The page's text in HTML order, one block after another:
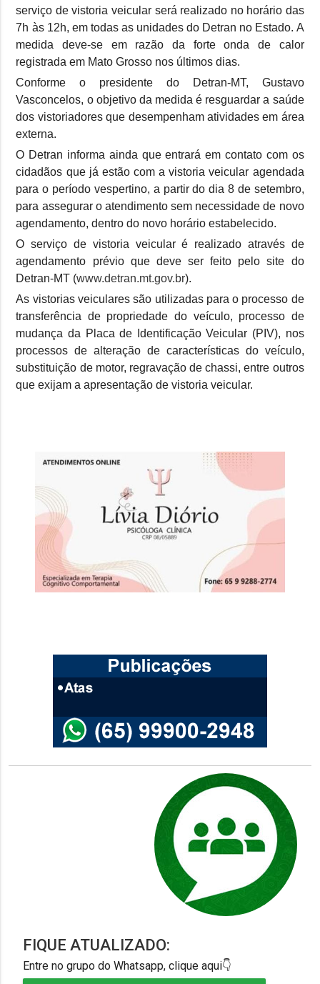
serviço de vistoria veicular será realizado no horário das
7h às 12h, em todas as unidades do Detran no Estado. A
medida deve-se em razão da forte onda de calor
registrada em Mato Grosso nos últimos dias.
Conforme o presidente do Detran-MT, Gustavo
Vasconcelos, o objetivo da medida é resguardar a saúde
dos vistoriadores que desempenham atividades em área
externa.
O Detran informa ainda que entrará em contato com os
cidadãos que já estão com a vistoria veicular agendada
para o período vespertino, a partir do dia 8 de setembro,
para assegurar o atendimento sem necessidade de novo
agendamento, dentro do novo horário estabelecido.
O serviço de vistoria veicular é realizado através de
agendamento prévio que deve ser feito pelo site do
Detran-MT (www.detran.mt.gov.br).
As vistorias veiculares são utilizadas para o processo de
transferência de propriedade do veículo, processo de
mudança da Placa de Identificação Veicular (PIV), nos
processos de alteração de características do veículo,
substituição de motor, regravação de chassi, entre outros
que exijam a apresentação de vistoria veicular.
FIQUE ATUALIZADO:
Entre no grupo do Whatsapp, clique aqui👇